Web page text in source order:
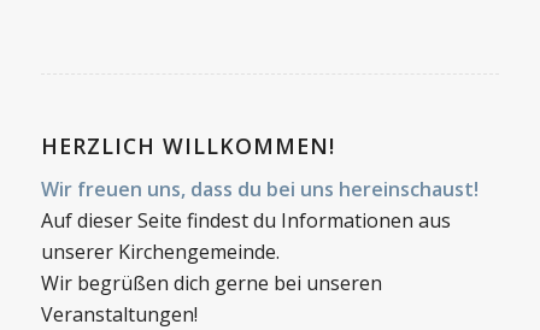
HERZLICH WILLKOMMEN!
Wir freuen uns, dass du bei uns hereinschaust!
Auf dieser Seite findest du Informationen aus
unserer Kirchengemeinde.
Wir begrüßen dich gerne bei unseren
Veranstaltungen!